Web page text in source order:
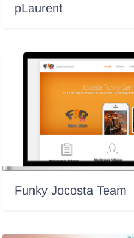
pLaurent
Funky Jocosta Team